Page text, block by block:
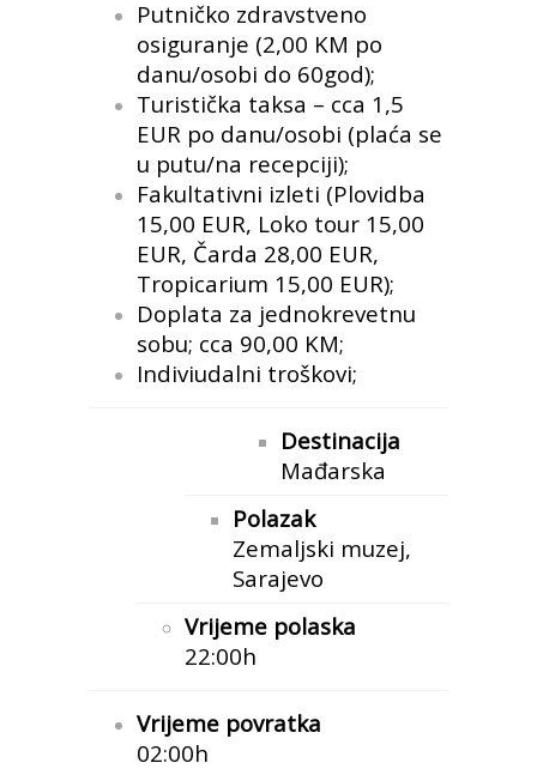
Putničko zdravstveno
osiguranje (2,00 KM po
danu/osobi do 60god);
Turistička taksa – cca 1,5
EUR po danu/osobi (plaća se
u putu/na recepciji);
Fakultativni izleti (Plovidba
15,00 EUR, Loko tour 15,00
EUR, Čarda 28,00 EUR,
Tropicarium 15,00 EUR);
Doplata za jednokrevetnu
sobu; cca 90,00 KM;
Indiviudalni troškovi;
Destinacija
Mađarska
Polazak
Zemaljski muzej,
Sarajevo
Vrijeme polaska
22:00h
Vrijeme povratka
02:00h